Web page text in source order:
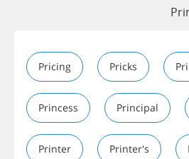
Pricing Pricks
Princess Principal
Printer Printer's